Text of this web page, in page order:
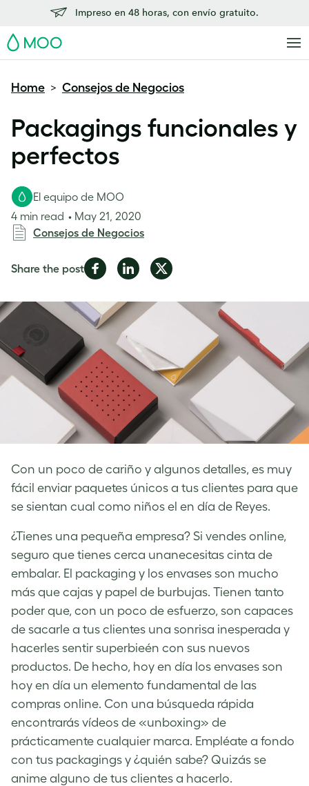
Impreso en 48 horas, con envío gratuito.
MOO
Home > Consejos de Negocios
Packagings funcionales y
perfectos
El equipo de MOO
4 min read
May 21, 2020
Consejos de Negocios
Share the postShare
Facebook
Share
LinkedIn
Share
Twitter
Con un poco de cariño y algunos detalles, es muy
fácil enviar paquetes únicos a tus clientes para que
se sientan cual como niños el en día de Reyes.
¿Tienes una pequeña empresa? Si vendes online,
seguro que tienes cerca unanecesitas cinta de
embalar. El packaging y los envases son mucho
más que cajas y papel de burbujas. Tienen tanto
poder que, con un poco de esfuerzo, son capaces
de sacarle a tus clientes una sonrisa inesperada y
hacerles sentir superbieén con sus nuevos
productos. De hecho, hoy en día los envases son
hoy en día un elemento fundamental de las
compras online. Con una búsqueda rápida
encontrarás vídeos de «unboxing» de
prácticamente cualquier marca. Empléate a fondo
con tus packagings y ¿quién sabe? Quizás se
anime alguno de tus clientes a hacerlo.